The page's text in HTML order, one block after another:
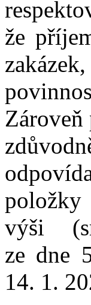
že
Zároveň
položky
výši
ze dne
14. 1.